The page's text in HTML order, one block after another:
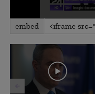
0
seconds
43
seconds
embed